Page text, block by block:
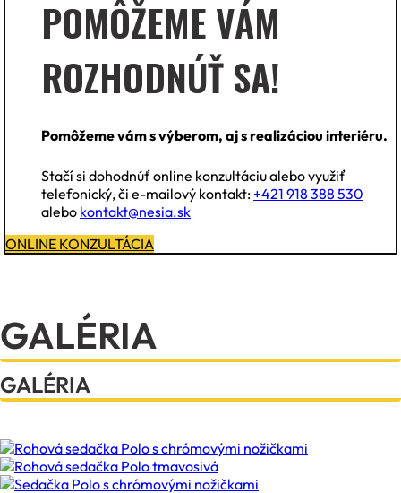
POMÔŽEME VÁM
ROZHODNÚŤ SA!
Pomôžeme vám s výberom, aj s realizáciou interiéru.
Stačí si dohodnúť online konzultáciu alebo využiť
telefonický, či e-mailový kontakt: +421 918 388 530
alebo kontakt@nesia.sk
ONLINE KONZULTÁCIA
GALÉRIA
GALÉRIA